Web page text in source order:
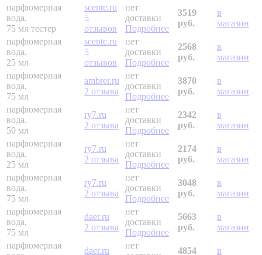
парфюмерная
вода,
75 мл тестер
scente.ru
5
отзывов
нет
доставки
Подробнее
3519
руб.
в
магазин
парфюмерная
вода,
25 мл
scente.ru
5
отзывов
нет
доставки
Подробнее
2568
руб.
в
магазин
парфюмерная
вода,
75 мл
ambrer.ru
2 отзыва
нет
доставки
Подробнее
3870
руб.
в
магазин
парфюмерная
вода,
50 мл
ry7.ru
2 отзыва
нет
доставки
Подробнее
2342
руб.
в
магазин
парфюмерная
вода,
25 мл
ry7.ru
2 отзыва
нет
доставки
Подробнее
2174
руб.
в
магазин
парфюмерная
вода,
75 мл
ry7.ru
2 отзыва
нет
доставки
Подробнее
3048
руб.
в
магазин
парфюмерная
вода,
75 мл
daer.ru
2 отзыва
нет
доставки
Подробнее
5663
руб.
в
магазин
парфюмерная
daer.ru
нет
4854
в